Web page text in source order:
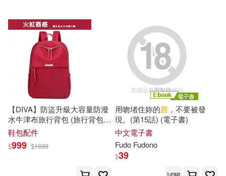
園内かな(1)
孫長伏（主編）(1) 孫頻(1)
安斎かりん(1) 宋儒耀(1)
小山 耕一(1) 小島みゆ(1)
小野佳苗(1) 尾崎衣良(1)
文友舍(1)
新竹市立玻璃工藝博物館(1)
新華先鋒(1)
星呈(1) 朔太科技(1)
水瓶文化(1)
【DIVA】防盜升級大容量防潑
水牛津布旅行背包 (旅行背包
出國背包) 火紅唇感(燃えるよ
うな赤い
鞋包配件
$999 $1699
用吻堵住妳的唇 ，不要被發
現。(第15話) (電子書)
中文電子書
Fudo Fudono
$39